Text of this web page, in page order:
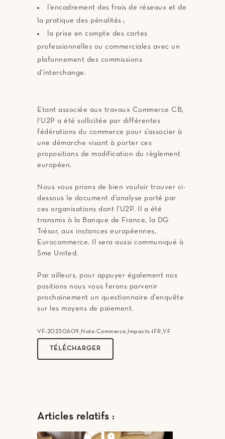
l’encadrement des frais de réseaux et de
la pratique des pénalités ;
la prise en compte des cartes
professionnelles ou commerciales avec un
plafonnement des commissions
d’interchange.
Etant associée aux travaux Commerce CB,
l’U2P a été sollicitée par différentes
fédérations du commerce pour s’associer à
une démarche visant à porter ces
propositions de modification du règlement
européen.
Nous vous prions de bien vouloir trouver ci-
dessous le document d’analyse porté par
ces organisations dont l’U2P. Il a été
transmis à la Banque de France, la DG
Trésor, aux instances européennes,
Eurocommerce. Il sera aussi communiqué à
Sme United.
Par ailleurs, pour appuyer également nos
positions nous vous ferons parvenir
prochainement un questionnaire d’enquête
sur les moyens de paiement.
VF-20230609_Note-Commerce_Impacts-IFR_VF
TÉLÉCHARGER
Articles relatifs :